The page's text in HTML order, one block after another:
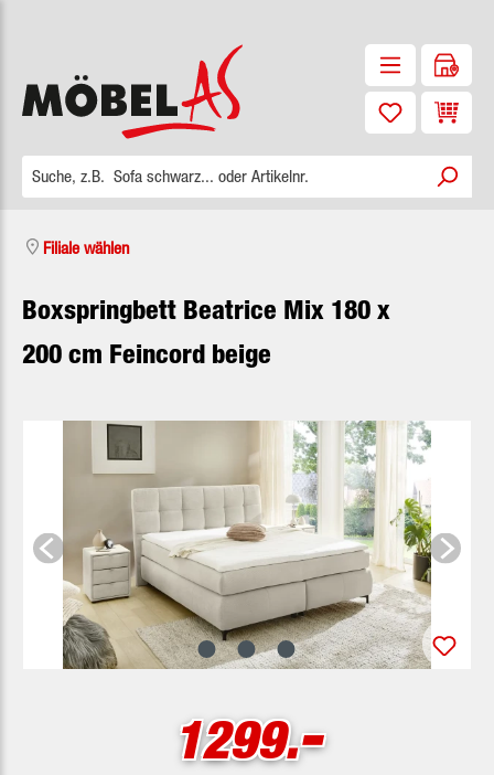
Filiale wählen
Boxspringbett Beatrice Mix 180 x
200 cm Feincord beige
Bildergalerie überspringen
1299.-